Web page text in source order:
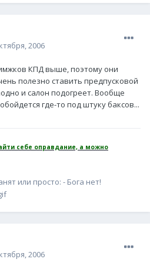
2006
КПД выше, поэтому они
полезно ставить предпусковой
и салон подогреет. Вообще
где-то под штуку баксов...
себе оправдание, а можно
или просто: - Бога нет!
2006